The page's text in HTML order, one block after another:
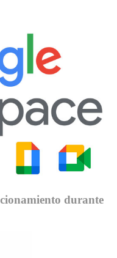
durante